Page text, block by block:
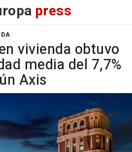
press
vivienda obtuvo
media del 7,7%
Axis